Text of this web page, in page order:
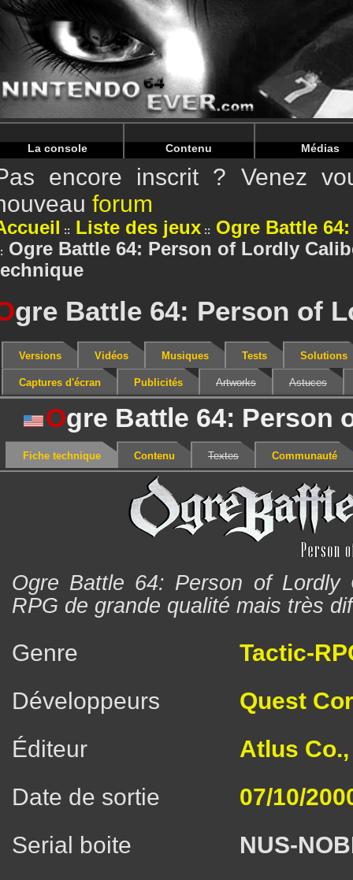
Warning: Undefined array key "HTTP_REFERER" in /
Warning: Undefined array key "HTTP_REFERER" in /
La console Contenu Médias
encore inscrit ? Venez
forum
Liste des jeux
Ogre Battle
Ogre Battle 64: Person of Lordly
gre Battle 64: Person of
Versions Vidéos Musiques Tests Solutions
Captures d'écran Publicités Artworks Astuces
Ogre Battle 64: Person
Fiche technique Contenu Textes Communauté
Ogre Battle 64: Person of
RPG de grande qualité mais très
Genre
Tactic-
Développeurs
Quest
Éditeur
Atlus
Date de sortie
07/10/
Serial boite
NUS-